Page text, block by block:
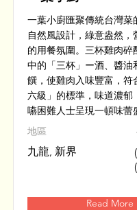
一葉小廚匯聚傳統台灣菜
自然風設計，綠意盎然，
的用餐氛圍。三杯雞肉碎
中的「三杯」ー酒、醬油
饌，使雞肉入味豐富，符
六級」的標準，味道濃郁
嚥困難人士呈現一頓味蕾
​地區
九龍, 新界
Read More